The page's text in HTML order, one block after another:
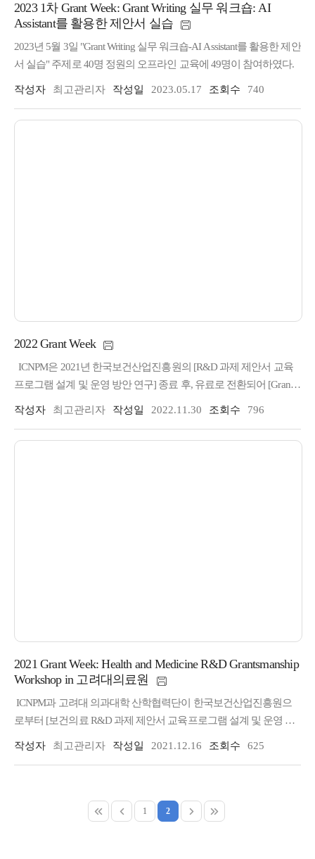
2023 1차 Grant Week: Grant Writing 실무 워크숍: AI
Assistant를 활용한 제안서 실습
2023년 5월 3일 "Grant Writing 실무 워크숍-AI Assistant를 활용한 제안
서 실습" 주제로 40명 정원의 오프라인 교육에 49명이 참여하였다.
작성자 최고관리자 작성일 2023.05.17 조회수 740
2022 Grant Week
ICNPM은 2021년 한국보건산업진흥원의 [R&D 과제 제안서 교육
프로그램 설계 및 운영 방안 연구] 종료 후, 유료로 전환되어 [Grant
Week] 이라는 공식 명칭 아래 2022.11.30~12.02, [Grant Week] "R&D
원 60명으로 조기 마감하였다.
작성자 최고관리자 작성일 2022.11.30 조회수 796
2021 Grant Week: Health and Medicine R&D Grantsmanship
Workshop in 고려대의료원
ICNPM과 고려대 의과대학 산학협력단이 한국보건산업진흥원으
로부터 [보건의료 R&D 과제 제안서 교육프로그램 설계 및 운영 연
구] 용역 공동 수주에 의한 교육 프로그램 운영 기획이었다1차 기획
작성자 최고관리자 작성일 2021.12.16 조회수 625
1 2